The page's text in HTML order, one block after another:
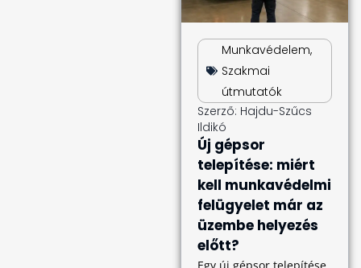
Munkavédelem,
Szakmai
útmutatók
Szerző: Hajdu-Szűcs
Ildikó
Új gépsor
telepítése: miért
kell munkavédelmi
felügyelet már az
üzembe helyezés
előtt?